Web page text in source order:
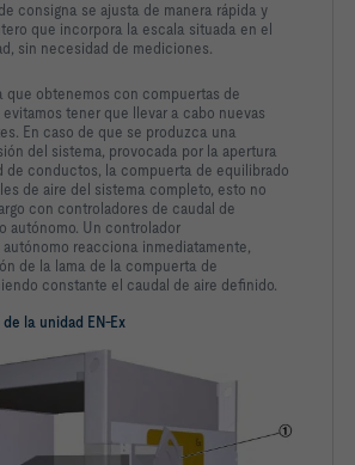
la unidad EN-Ex
consigna se ajusta de manera rápida y
que incorpora la escala situada en el
sin necesidad de mediciones.
que obtenemos con compuertas de
evitamos tener que llevar a cabo nuevas
En caso de que se produzca una
del sistema, provocada por la apertura
de conductos, la compuerta de equilibrado
de aire del sistema completo, esto no
con controladores de caudal de
autónomo. Un controlador
reacciona inmediatamente,
de la lama de la compuerta de
constante el caudal de aire definido.